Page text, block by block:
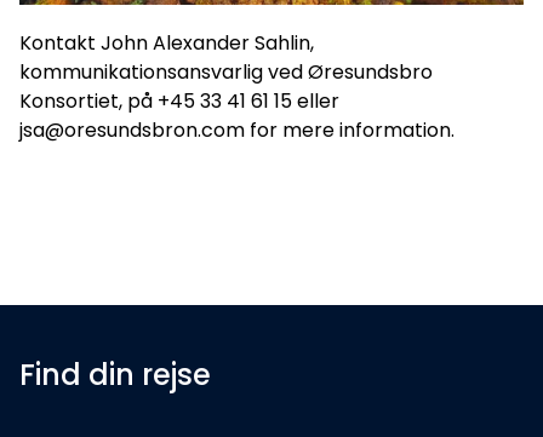
Kontakt John Alexander Sahlin,
kommunikationsansvarlig ved Øresundsbro
Konsortiet, på +45 33 41 61 15 eller
jsa@oresundsbron.com for mere information.
Find din rejse